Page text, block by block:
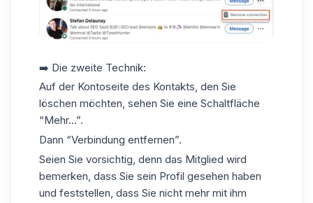
➡️ Die zweite Technik:
Auf der Kontoseite des Kontakts, den Sie
löschen möchten, sehen Sie eine Schaltfläche
“Mehr...”.
Dann “Verbindung entfernen”.
Seien Sie vorsichtig, denn das Mitglied wird
bemerken, dass Sie sein Profil gesehen haben
und feststellen, dass Sie nicht mehr mit ihm